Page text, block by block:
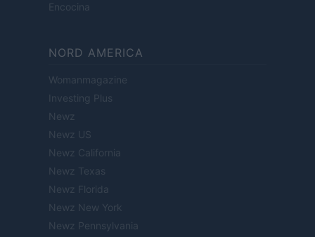
Encocina
NORD AMERICA
Womanmagazine
Investing Plus
Newz
Newz US
Newz California
Newz Texas
Newz Florida
Newz New York
Newz Pennsylvania